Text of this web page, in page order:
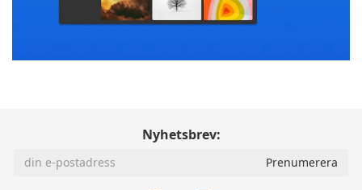
Nyhetsbrev: